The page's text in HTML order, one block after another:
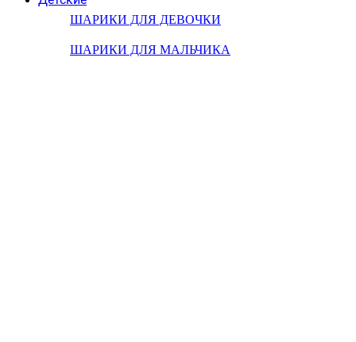
ШАРИКИ ДЛЯ ДЕВОЧКИ
ШАРИКИ ДЛЯ МАЛЬЧИКА